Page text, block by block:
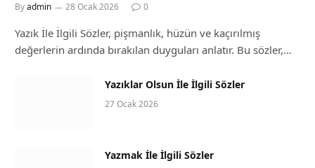
Byadmin 28 Ocak 2026 0
Yazık İle İlgili Sözler, pişmanlık, hüzün ve kaçırılmış
değerlerin ardında bırakılan duyguları anlatır. Bu sözler,…
Yazıklar Olsun İle İlgili Sözler
27 Ocak 2026
Yazmak İle İlgili Sözler